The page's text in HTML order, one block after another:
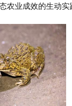
农业成效的生动实